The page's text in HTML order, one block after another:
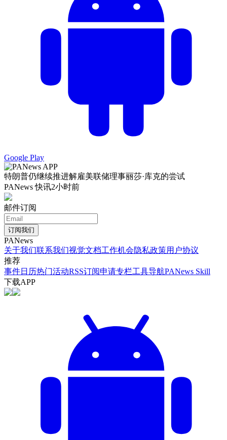
Google Play
特朗普仍继续推进解雇美联储理事丽莎·库克的尝试
PANews 快讯2小时前
邮件订阅
订阅我们
PANews
关于我们联系我们视觉文档工作机会隐私政策用户协议
推荐
事件日历热门活动RSS订阅申请专栏工具导航PANews Skill
下载APP